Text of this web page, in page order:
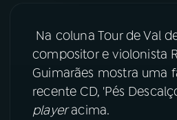
07 ÚLTIMAS
08PRÊMIO RÁDIO MEC
Na coluna Tour de Val
compositor e violonista
Guimarães mostra uma
recente CD, 'Pés
playeracima.